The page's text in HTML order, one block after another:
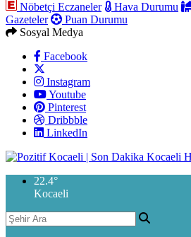
Nöbetçi Eczaneler
Hava Durumu
Gazeteler
Puan Durumu
Sosyal Medya
Facebook
Instagram
Youtube
Pinterest
Dribbble
LinkedIn
22.4°
Kocaeli